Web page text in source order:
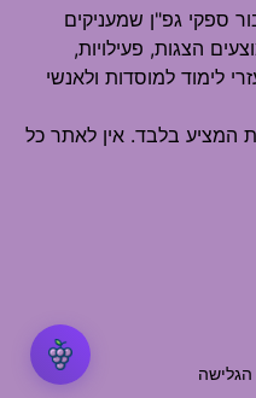
גפ"ן שמעניקים
הצגות, פעילויות,
לימוד למוסדות ולאנשי
המציע בלבד. אין לאתר כל